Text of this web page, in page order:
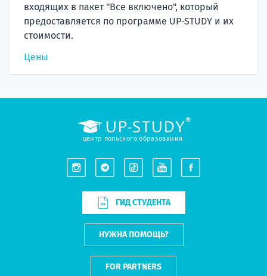
входящих в пакет "Все включено", который
предоставляется по программе UP-STUDY и их
стоимости.
Цены
центр польского образования
ГИД СТУДЕНТА
НУЖНА ПОМОЩЬ?
FOR PARTNERS